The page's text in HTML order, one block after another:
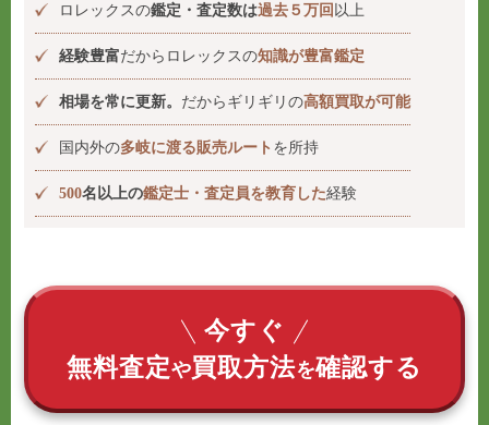
ロレックスの鑑定・査定数は過去５万回 以上
経験豊富だからロレックスの知識が豊富鑑定
相場を常に更新。 だからギリギリの高額買取が可能
国内外の多岐に渡る販売ルート を所持
500名以上の鑑定士・査定員を教育した経験
今すぐ
無料査定や買取方法を確認する